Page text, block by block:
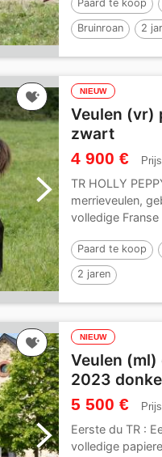
Paard te koop
Bruinroan 2
NIEUW
Veulen (vr)
zwart
4 900 €
TR HOLLY
merrieveulen,
volledige
Paard te koop
2 jaren
NIEUW
Veulen
2023
5 500 €
Eerste du TR :
volledige